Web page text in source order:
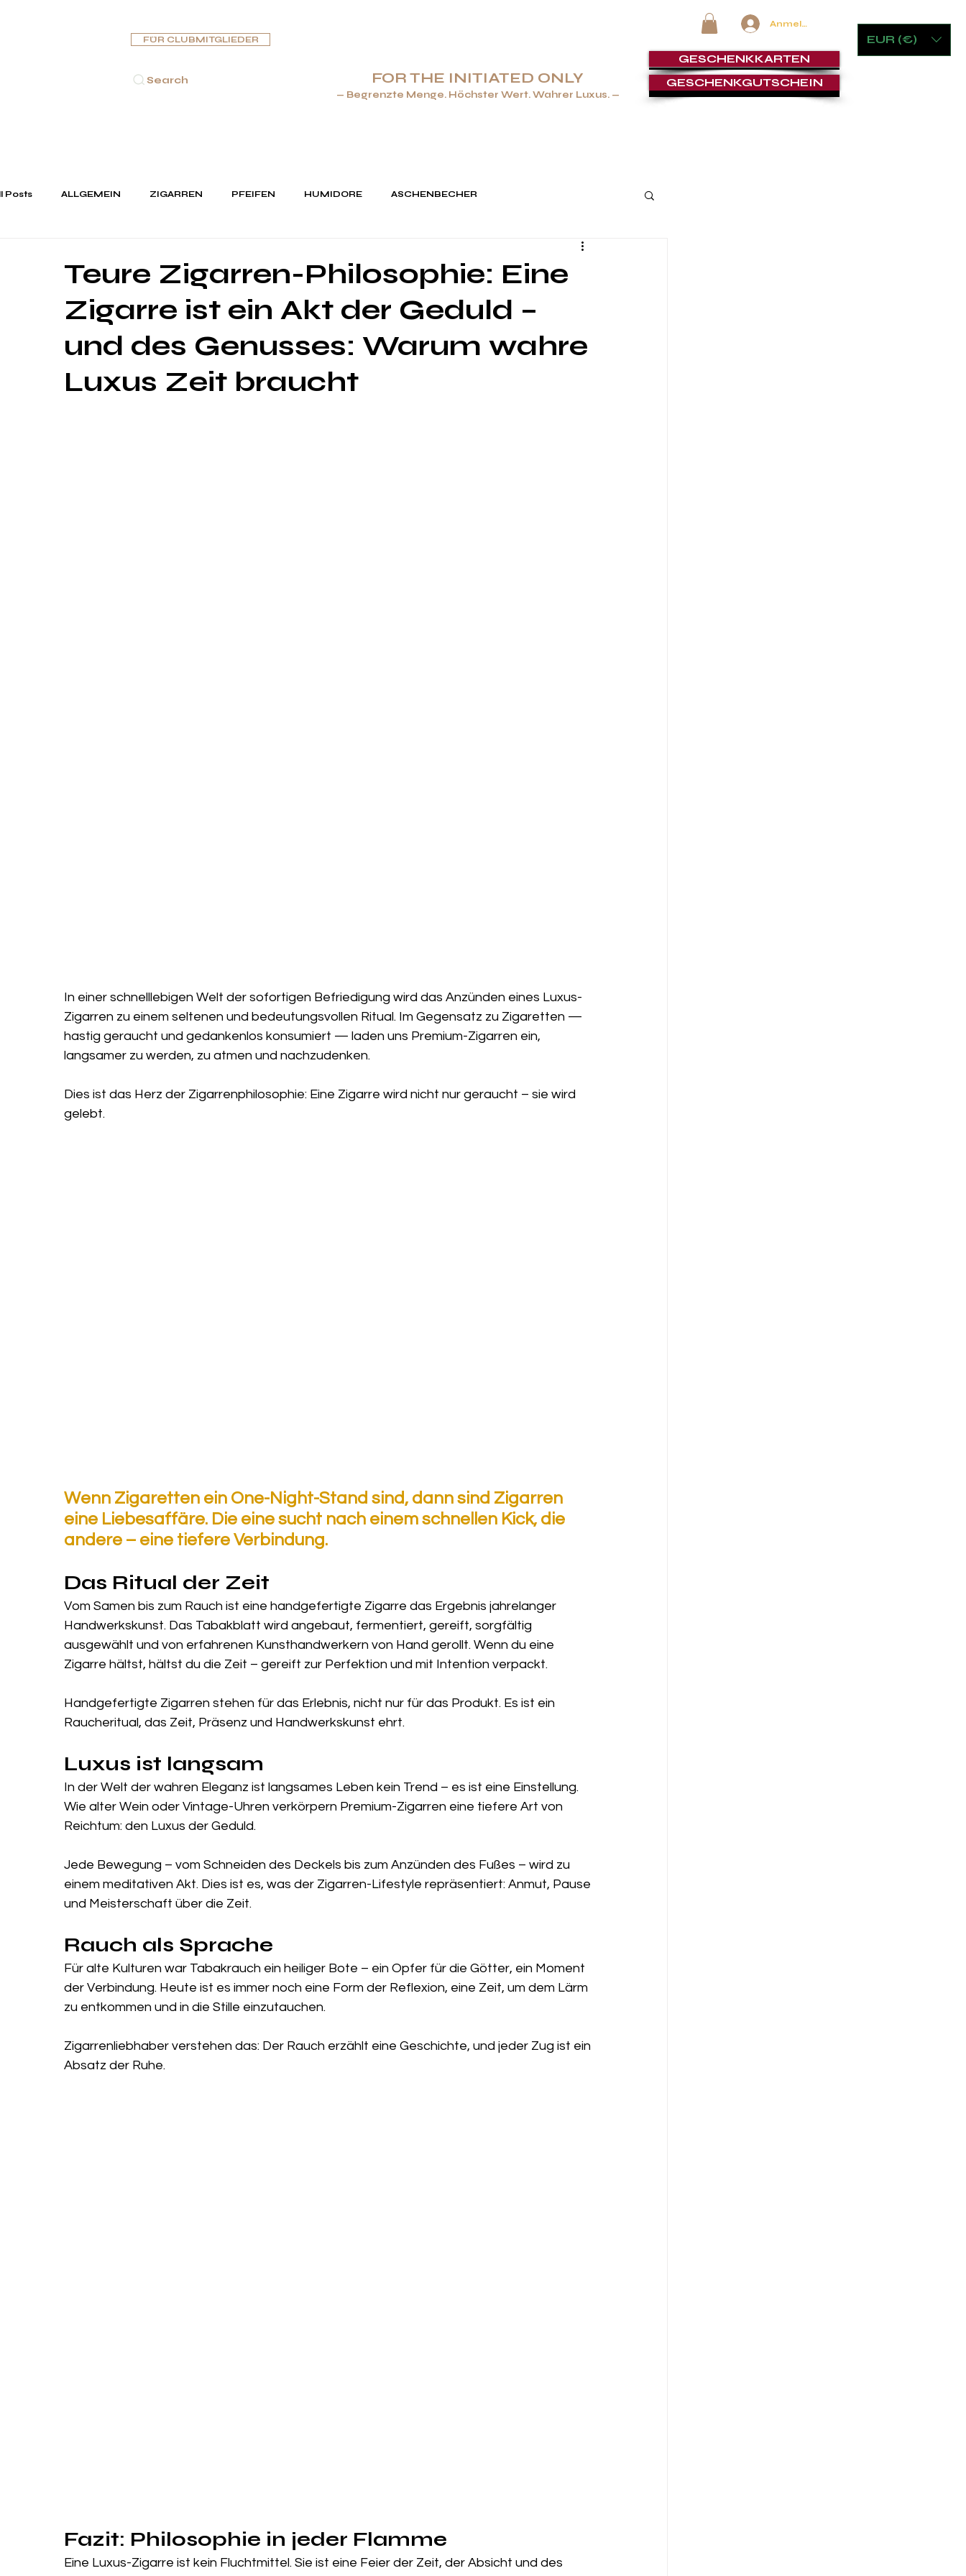
FÜR CLUBMITGLIEDER
Search FOR THE INITIATED ONLY
— Begrenzte Menge. Höchster Wert. Wahrer Luxus. —
Anmelden
GESCHENKKARTEN
GESCHENKGUTSCHEIN
EUR (€)
Posts ALLGEMEIN ZIGARREN PFEIFEN HUMIDORE ASCHENBECHER
Teure Zigarren-Philosophie: Eine
Zigarre ist ein Akt der Geduld –
und des Genusses: Warum wahre
Luxus Zeit braucht
In einer schnelllebigen Welt der sofortigen Befriedigung wird das Anzünden eines Luxus-
Zigarren zu einem seltenen und bedeutungsvollen Ritual. Im Gegensatz zu Zigaretten —
hastig geraucht und gedankenlos konsumiert — laden uns Premium-Zigarren ein,
langsamer zu werden, zu atmen und nachzudenken.
Dies ist das Herz der Zigarrenphilosophie: Eine Zigarre wird nicht nur geraucht – sie wird
gelebt.
Wenn Zigaretten ein One-Night-Stand sind, dann sind Zigarren
eine Liebesaffäre. Die eine sucht nach einem schnellen Kick, die
andere – eine tiefere Verbindung.
Das Ritual der Zeit
Vom Samen bis zum Rauch ist eine handgefertigte Zigarre das Ergebnis jahrelanger
Handwerkskunst. Das Tabakblatt wird angebaut, fermentiert, gereift, sorgfältig
ausgewählt und von erfahrenen Kunsthandwerkern von Hand gerollt. Wenn du eine
Zigarre hältst, hältst du die Zeit – gereift zur Perfektion und mit Intention verpackt.
Handgefertigte Zigarren stehen für das Erlebnis, nicht nur für das Produkt. Es ist ein
Raucheritual, das Zeit, Präsenz und Handwerkskunst ehrt.
Luxus ist langsam
In der Welt der wahren Eleganz ist langsames Leben kein Trend – es ist eine Einstellung.
Wie alter Wein oder Vintage-Uhren verkörpern Premium-Zigarren eine tiefere Art von
Reichtum: den Luxus der Geduld.
Jede Bewegung – vom Schneiden des Deckels bis zum Anzünden des Fußes – wird zu
einem meditativen Akt. Dies ist es, was der Zigarren-Lifestyle repräsentiert: Anmut, Pause
und Meisterschaft über die Zeit.
Rauch als Sprache
Für alte Kulturen war Tabakrauch ein heiliger Bote – ein Opfer für die Götter, ein Moment
der Verbindung. Heute ist es immer noch eine Form der Reflexion, eine Zeit, um dem Lärm
zu entkommen und in die Stille einzutauchen.
Zigarrenliebhaber verstehen das: Der Rauch erzählt eine Geschichte, und jeder Zug ist ein
Absatz der Ruhe.
Fazit: Philosophie in jeder Flamme
Eine Luxus-Zigarre ist kein Fluchtmittel. Sie ist eine Feier der Zeit, der Absicht und des